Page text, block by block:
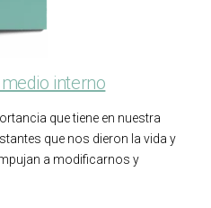
interno
que tiene en nuestra
que nos dieron la vida y
a modificarnos y